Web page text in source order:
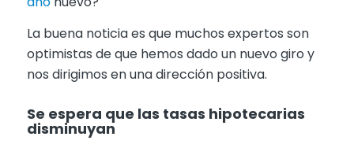
La buena noticia es que muchos expertos son
optimistas de que hemos dado un nuevo giro y
nos dirigimos en una dirección positiva.
Se espera que las tasas hipotecarias
disminuyan